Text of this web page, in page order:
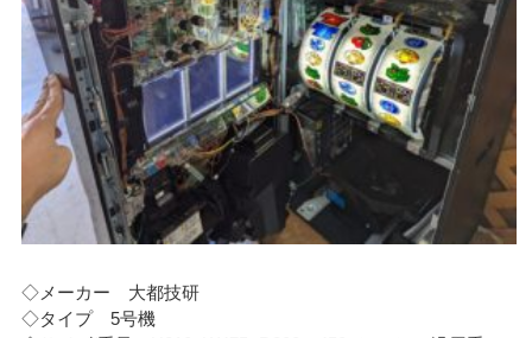
◇メーカー 大都技研
◇タイプ 5号機